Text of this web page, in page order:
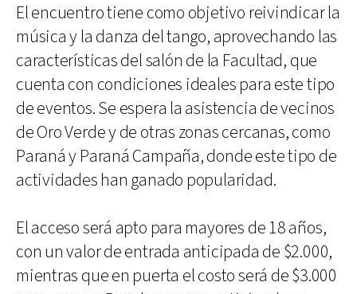
El encuentro tiene como objetivo reivindicar la
música y la danza del tango, aprovechando las
características del salón de la Facultad, que
cuenta con condiciones ideales para este tipo
de eventos. Se espera la asistencia de vecinos
de Oro Verde y de otras zonas cercanas, como
Paraná y Paraná Campaña, donde este tipo de
actividades han ganado popularidad.
El acceso será apto para mayores de 18 años,
con un valor de entrada anticipada de $2.000,
mientras que en puerta el costo será de $3.000